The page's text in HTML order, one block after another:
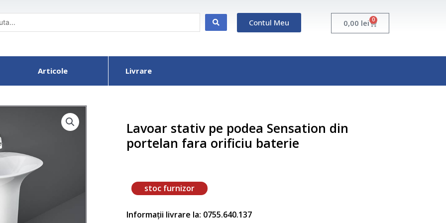
Contul Meu 0,00 lei 0 Cart
Articole Livrare
Lavoar stativ pe podea Sensation din
portelan fara orificiu baterie
stoc furnizor
Informații livrare la: 0755.640.137